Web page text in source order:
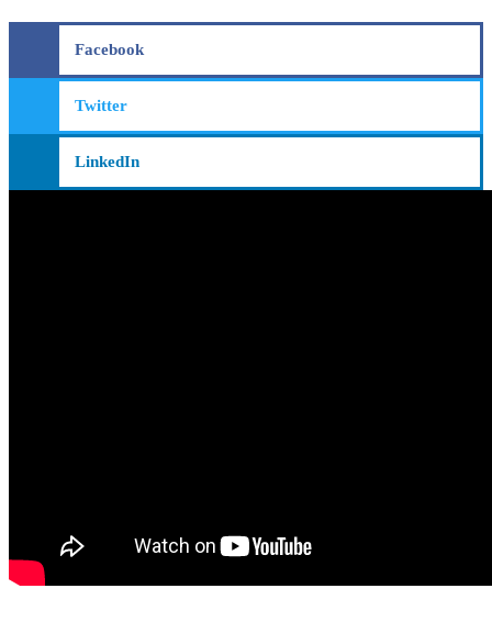
Facebook
Twitter
LinkedIn